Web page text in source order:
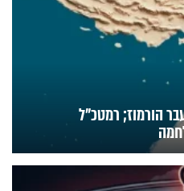
הורמוז; רמטכ"ל